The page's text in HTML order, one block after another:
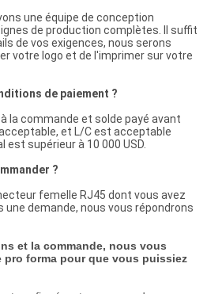
une équipe de conception
de production complètes. Il suffit
de vos exigences, nous serons
votre logo et de l'imprimer sur votre
de paiement ?
la commande et solde payé avant
et L/C est acceptable
supérieur à 10 000 USD.
?
femelle RJ45 dont vous avez
une demande, nous vous répondrons
et la commande, nous vous
pro forma pour que vous puissiez